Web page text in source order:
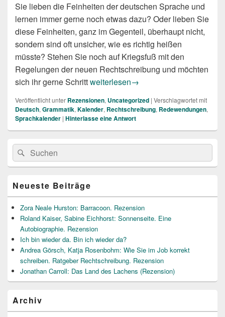
Sie lieben die Feinheiten der deutschen Sprache und
lernen immer gerne noch etwas dazu? Oder lieben Sie
diese Feinheiten, ganz im Gegenteil, überhaupt nicht,
sondern sind oft unsicher, wie es richtig heißen
müsste? Stehen Sie noch auf Kriegsfuß mit den
Regelungen der neuen Rechtschreibung und möchten
sich ihr gerne SchrittDuden-Kalender: Auf gut Deutsch!
weiterlesen→
Veröffentlicht unter Rezensionen, Uncategorized | Verschlagwortet mit
Deutsch, Grammatik, Kalender, Rechtschreibung, Redewendungen,
Sprachkalender | Hinterlasse eine Antwort
Primärer
Seitenleisten
Widget-
Bereich
Suche
nach:
Suchen
Neueste Beiträge
Zora Neale Hurston: Barracoon. Rezension
Roland Kaiser, Sabine Eichhorst: Sonnenseite. Eine
Autobiographie. Rezension
Ich bin wieder da. Bin ich wieder da?
Andrea Görsch, Katja Rosenbohm: Wie Sie im Job korrekt
schreiben. Ratgeber Rechtschreibung. Rezension
Jonathan Carroll: Das Land des Lachens (Rezension)
Archiv